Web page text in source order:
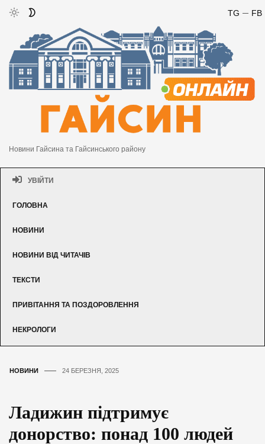
FB
TG
Новини Гайсина та Гайсинського району
УВІЙТИ
ГОЛОВНА
НОВИНИ
НОВИНИ ВІД ЧИТАЧІВ
ТЕКСТИ
ПРИВІТАННЯ ТА ПОЗДОРОВЛЕННЯ
НЕКРОЛОГИ
НОВИНИ 24 БЕРЕЗНЯ, 2025
Ладижин підтримує
донорство: понад 100 людей